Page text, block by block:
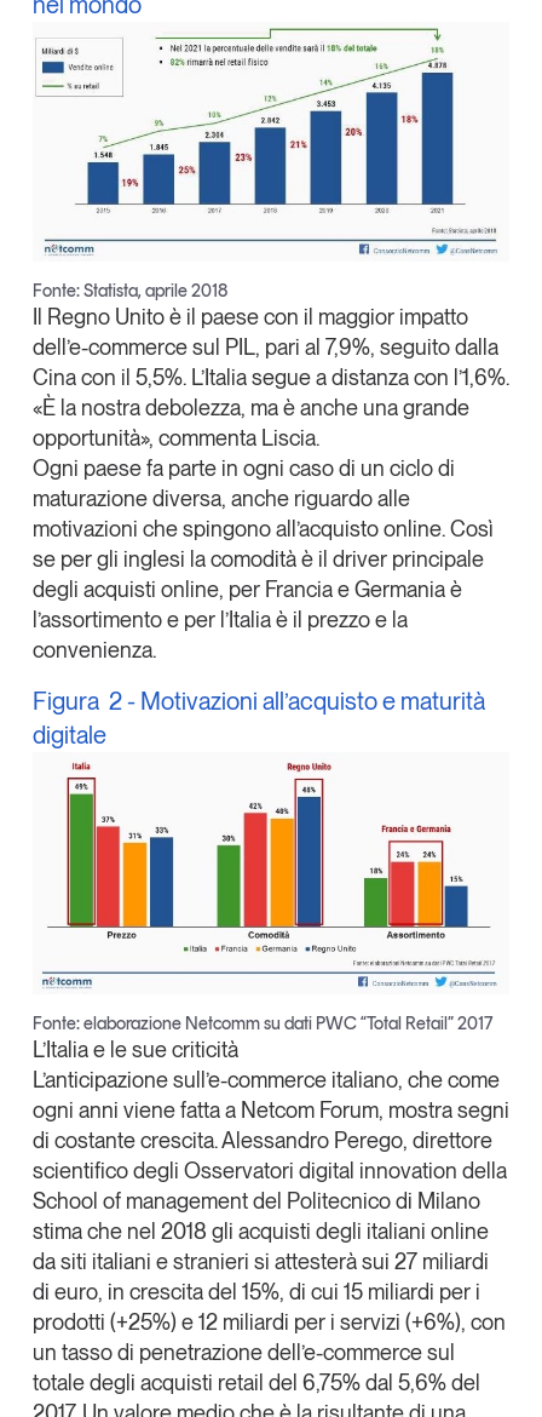
Fonte: Statista, aprile 2018
Il Regno Unito è il paese con il maggior impatto
dell’e-commerce sul PIL, pari al 7,9%, seguito dalla
Cina con il 5,5%. L’Italia segue a distanza con l’1,6%.
«È la nostra debolezza, ma è anche una grande
opportunità», commenta Liscia.
Ogni paese fa parte in ogni caso di un ciclo di
maturazione diversa, anche riguardo alle
motivazioni che spingono all’acquisto online. Così
se per gli inglesi la comodità è il driverprincipale
degli acquisti online, per Francia e Germania è
l’assortimento e per l’Italia è il prezzo e la
convenienza.
Figura 2 - Motivazioni all’acquisto e maturità
digitale
Fonte: elaborazione Netcomm su dati PWC “Total Retail” 2017
L’Italia e le sue criticità
L’anticipazione sull’e-commerce italiano, che come
ogni anni viene fatta a Netcom Forum, mostra segni
di costante crescita.Alessandro Perego, direttore
scientifico degli Osservatori digital innovation della
School of management del Politecnicodi Milano
stima che nel 2018 gli acquisti degli italiani online
da siti italiani e stranieri si attesterà sui 27 miliardi
di euro, in crescita del 15%, di cui 15 miliardi per i
prodotti (+25%) e 12 miliardi per i servizi (+6%), con
un tasso di penetrazione dell’e-commerce sul
totale degli acquisti retail del 6,75% dal 5,6% del